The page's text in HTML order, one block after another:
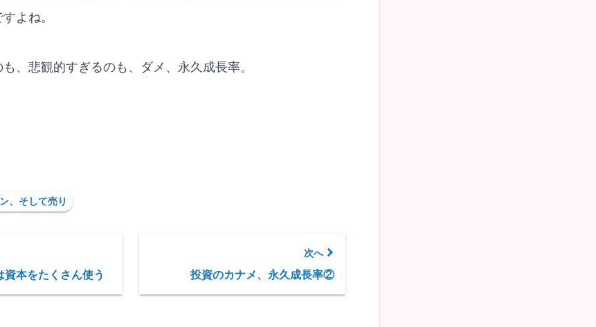
よね。
、悲観的すぎるのも、ダメ、永久成長率。
、そして売り
資本をたくさん使う
次へ
投資のカナメ、永久成長率②